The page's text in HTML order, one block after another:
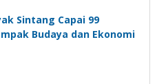
Sintang Capai 99
Budaya dan Ekonomi